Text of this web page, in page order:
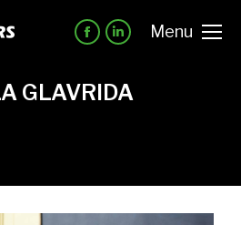
Menu
GLAVRIDA